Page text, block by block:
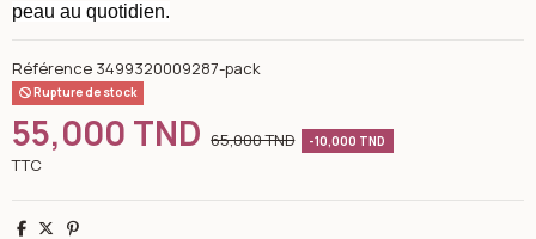
peau au quotidien.
Référence 3499320009287-pack
Rupture de stock
55,000 TND 65,000 TND -10,000 TND
TTC
Partager
TweetPinterest